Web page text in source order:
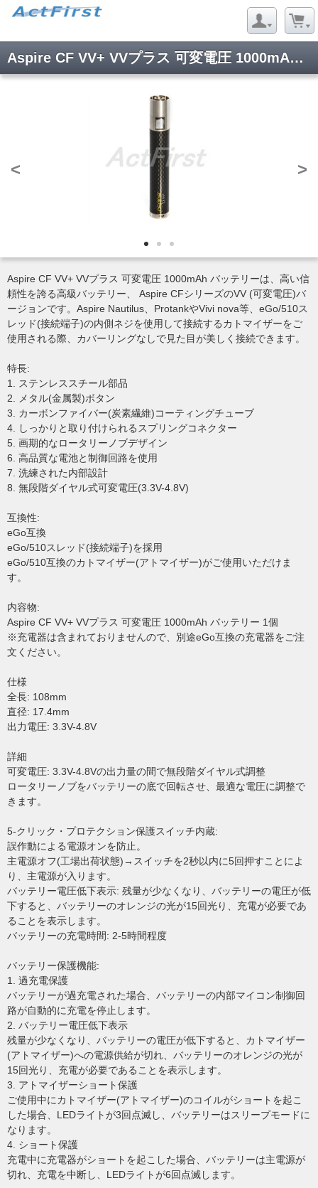
Aspire CF VV+ VVプラス 可変電圧 1000mAh バッテリー
< >
Aspire CF VV+ VVプラス 可変電圧 1000mAh バッテリーは、高い信
頼性を誇る高級バッテリー、 Aspire CFシリーズのVV (可変電圧)バ
ージョンです。Aspire Nautilus、ProtankやVivi nova等、eGo/510ス
レッド(接続端子)の内側ネジを使用して接続するカトマイザーをご
使用される際、カバーリングなしで見た目が美しく接続できます。
特長:
1. ステンレススチール部品
2. メタル(金属製)ボタン
3. カーボンファイバー(炭素繊維)コーティングチューブ
4. しっかりと取り付けられるスプリングコネクター
5. 画期的なロータリーノブデザイン
6. 高品質な電池と制御回路を使用
7. 洗練された内部設計
8. 無段階ダイヤル式可変電圧(3.3V-4.8V)
互換性:
eGo互換
eGo/510スレッド(接続端子)を採用
eGo/510互換のカトマイザー(アトマイザー)がご使用いただけま
す。
内容物:
Aspire CF VV+ VVプラス 可変電圧 1000mAh バッテリー 1個
※充電器は含まれておりませんので、別途eGo互換の充電器をご注
文ください。
仕様
全長: 108mm
直径: 17.4mm
出力電圧: 3.3V-4.8V
詳細
可変電圧: 3.3V-4.8Vの出力量の間で無段階ダイヤル式調整
ロータリーノブをバッテリーの底で回転させ、最適な電圧に調整で
きます。
5-クリック・プロテクション保護スイッチ内蔵:
誤作動による電源オンを防止。
主電源オフ(工場出荷状態)→スイッチを2秒以内に5回押すことによ
り、主電源が入ります。
バッテリー電圧低下表示: 残量が少なくなり、バッテリーの電圧が低
下すると、バッテリーのオレンジの光が15回光り、充電が必要であ
ることを表示します。
バッテリーの充電時間: 2-5時間程度
バッテリー保護機能:
1. 過充電保護
バッテリーが過充電された場合、バッテリーの内部マイコン制御回
路が自動的に充電を停止します。
2. バッテリー電圧低下表示
残量が少なくなり、バッテリーの電圧が低下すると、カトマイザー
(アトマイザー)への電源供給が切れ、バッテリーのオレンジの光が
15回光り、充電が必要であることを表示します。
3. アトマイザーショート保護
ご使用中にカトマイザー(アトマイザー)のコイルがショートを起こ
した場合、LEDライトが3回点滅し、バッテリーはスリープモードに
なります。
4. ショート保護
充電中に充電器がショートを起こした場合、バッテリーは主電源が
切れ、充電を中断し、LEDライトが6回点滅します。